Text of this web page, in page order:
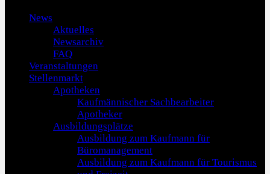
News
Aktuelles
Newsarchiv
FAQ
Veranstaltungen
Stellenmarkt
Apotheken
Kaufmännischer Sachbearbeiter
Apotheker
Ausbildungsplätze
Ausbildung zum Kaufmann für
Büromanagement
Ausbildung zum Kaufmann für Tourismus